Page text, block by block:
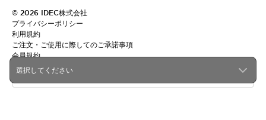
選択してください
© 2026 IDEC株式会社
プライバシーポリシー
利用規約
ご注文・ご使用に際してのご承諾事項
会員規約
日本